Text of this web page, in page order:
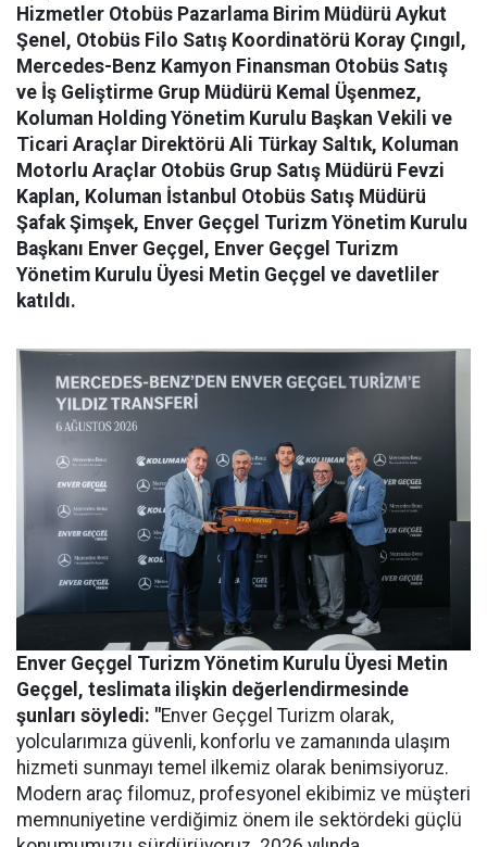
Hizmetler Otobüs Pazarlama Birim Müdürü Aykut
Şenel, Otobüs Filo Satış Koordinatörü Koray Çıngıl,
Mercedes-Benz Kamyon Finansman Otobüs Satış
ve İş Geliştirme Grup Müdürü Kemal Üşenmez,
Koluman Holding Yönetim Kurulu Başkan Vekili ve
Ticari Araçlar Direktörü Ali Türkay Saltık, Koluman
Motorlu Araçlar Otobüs Grup Satış Müdürü Fevzi
Kaplan, Koluman İstanbul Otobüs Satış Müdürü
Şafak Şimşek, Enver Geçgel Turizm Yönetim Kurulu
Başkanı Enver Geçgel, Enver Geçgel Turizm
Yönetim Kurulu Üyesi Metin Geçgel ve davetliler
katıldı.
Enver Geçgel Turizm Yönetim Kurulu Üyesi Metin
Geçgel , teslimata ilişkin değerlendirmesinde
şunları söyledi: "Enver Geçgel Turizm olarak,
yolcularımıza güvenli, konforlu ve zamanında ulaşım
hizmeti sunmayı temel ilkemiz olarak benimsiyoruz.
Modern araç filomuz, profesyonel ekibimiz ve müşteri
memnuniyetine verdiğimiz önem ile sektördeki güçlü